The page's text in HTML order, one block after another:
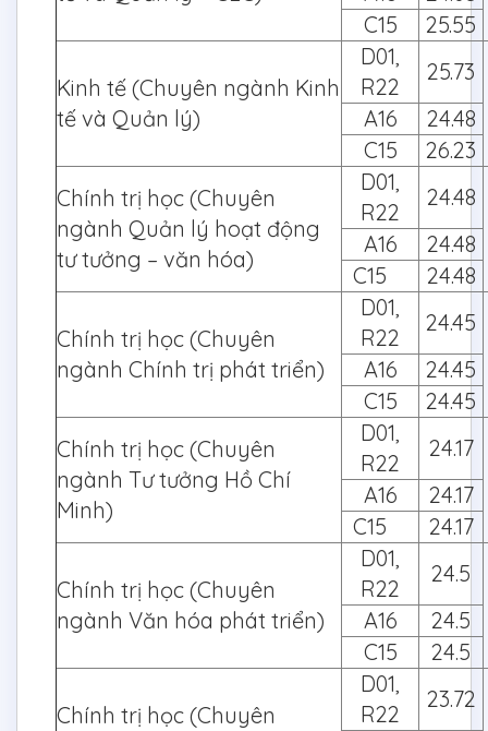
C15
25.55
Kinh tế (Chuyên ngành Kinh
tế và Quản lý)
D01,
R22
25.73
A16
24.48
C15
26.23
Chính trị học (Chuyên
ngành Quản lý hoạt động
tư tưởng – văn hóa)
D01,
R22
24.48
A16
24.48
C15
24.48
Chính trị học (Chuyên
ngành Chính trị phát triển)
D01,
R22
24.45
A16
24.45
C15
24.45
Chính trị học (Chuyên
ngành Tư tưởng Hồ Chí
Minh)
D01,
R22
24.17
A16
24.17
C15
24.17
Chính trị học (Chuyên
ngành Văn hóa phát triển)
D01,
R22
24.5
A16
24.5
C15
24.5
Chính trị học (Chuyên
D01,
R22
23.72